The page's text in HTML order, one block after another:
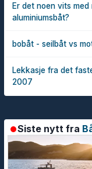
Er det noen vits
aluminiumsbåt?
bobåt - seilbåt vs
Lekkasje fra det
2007
Siste nytt fra